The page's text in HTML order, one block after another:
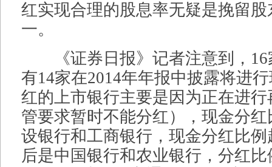
红实现合理的股息率无疑是挽留
一。
《证券日报》记者注意到，16
有14家在2014年年报中披露将进
红的上市银行主要是因为正在进
管要求暂时不能分红），现金分
设银行和工商银行，现金分红比例
后是中国银行和农业银行，分红